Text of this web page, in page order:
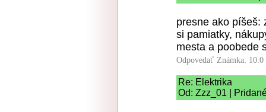
presne ako píšeš:
si pamiatky,
mesta a poobede
Odpovedať Známka: 10.0
Re: Elektrika
Od: Zzz_01 |